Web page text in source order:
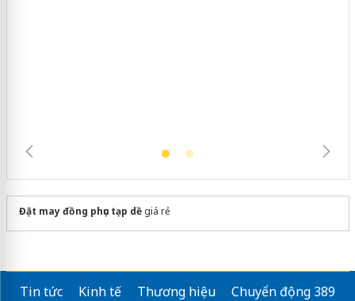
Đặt may đồng phục tạp dềgiá rẻ
Tin tức Kinh tế Thương hiệu
Chuyển động 389